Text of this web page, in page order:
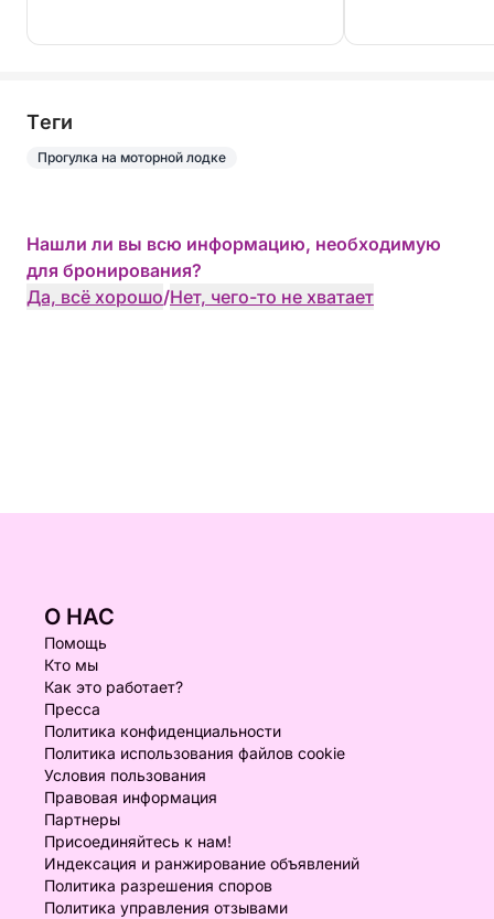
Tеги
Прогулка на моторной лодке
Нашли ли вы всю информацию, необходимую
для бронирования?
Да, всё хорошо/Нет, чего-то не хватает
О НАС
Помощь
Кто мы
Как это работает?
Пресса
Политика конфиденциальности
Политика использования файлов cookie
Условия пользования
Правовая информация
Партнеры
Присоединяйтесь к нам!
Индексация и ранжирование объявлений
Политика разрешения споров
Политика управления отзывами